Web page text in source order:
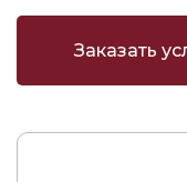
Заказать